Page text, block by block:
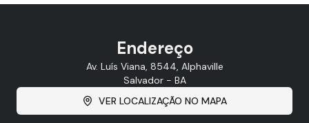
Endereço
Av. Luís Viana, 8544, Alphaville
Salvador - BA
VER LOCALIZAÇÃO NO MAPA